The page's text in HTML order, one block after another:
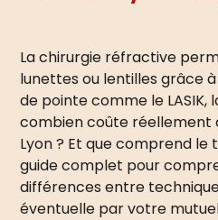
La chirurgie réfractive
lunettes ou lentilles grâce
de pointe comme le LASIK,
combien coûte
Lyon ? Et que comprend le
guide complet pour
différences entre
éventuelle par votre